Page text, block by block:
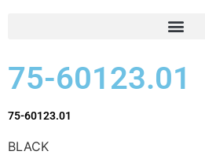
75-60123.01
75-60123.01
BLACK